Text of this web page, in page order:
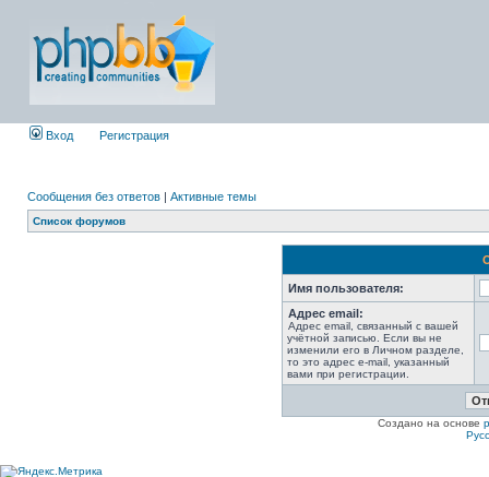
Вход Регистрация
Сообщения без ответов | Активные темы
Список форумов
Имя пользователя:
Адрес email:
Адрес email, связанный с вашей
учётной записью. Если вы не
изменили его в Личном разделе,
то это адрес e-mail, указанный
вами при регистрации.
Создано на основе